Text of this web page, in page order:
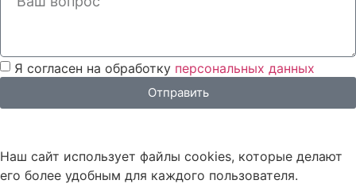
Я согласен на обработку персональных данных
Отправить
Наш сайт использует файлы cookies, которые делают
его более удобным для каждого пользователя.